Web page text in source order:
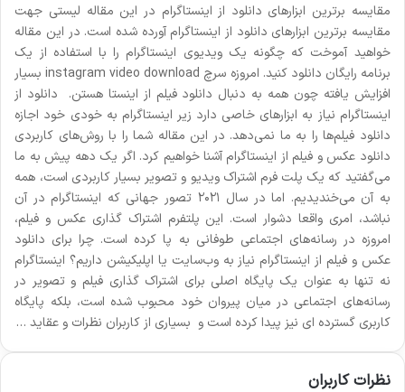
مقایسه برترین ابزارهای دانلود از اینستاگرام در این مقاله لیستی جهت
مقایسه برترین ابزارهای دانلود از اینستاگرام آورده شده است. در این مقاله
خواهید آموخت که چگونه یک ویدیوی اینستاگرام را با استفاده از یک
برنامه رایگان دانلود کنید. امروزه سرچ instagram video download بسیار
افزایش یافته چون همه به دنبال دانلود فیلم از اینستا هستن. دانلود از
اینستاگرام نیاز به ابزارهای خاصی دارد زیر اینستاگرام به خودی خود اجازه
دانلود فیلم‌ها را به ما نمی‌دهد. در این مقاله شما را با روش‌های کاربردی
دانلود عکس و فیلم از اینستاگرام آشنا خواهیم کرد. اگر یک دهه پیش به ما
می‌گفتید که یک پلت فرم اشتراک ویدیو و تصویر بسیار کاربردی است، همه
به آن می‌خندیدیم. اما در سال ۲۰۲۱ تصور جهانی که اینستاگرام در آن
نباشد، امری واقعا دشوار است. این پلتفرم اشتراک گذاری عکس و فیلم،
امروزه در رسانه‌های اجتماعی طوفانی به پا کرده است. چرا برای دانلود
عکس و فیلم از اینستاگرام نیاز به ‌وب‌سایت یا اپلیکیشن داریم؟ اینستاگرام
نه تنها به عنوان یک پایگاه اصلی برای اشتراک گذاری فیلم و تصویر در
رسانه‌های اجتماعی در میان پیروان خود محبوب شده است، بلکه پایگاه
کاربری گسترده ای نیز پیدا کرده است و بسیاری از کاربران نظرات و عقاید …
نظرات کاربران